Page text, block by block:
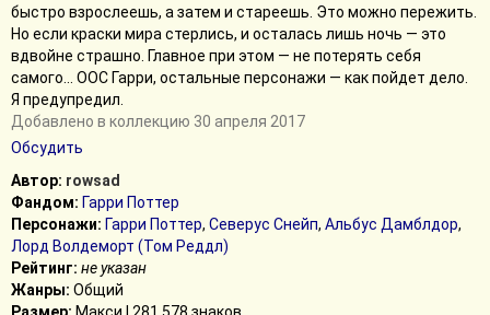
быстро взрослеешь, а затем и стареешь. Это можно пережить.
Но если краски мира стерлись, и осталась лишь ночь — это
вдвойне страшно. Главное при этом — не потерять себя
самого... ООС Гарри, остальные персонажи — как пойдет дело.
Я предупредил.
Добавлено в коллекцию 30 апреля 2017
Обсудить
Автор: rowsad
Фандом: Гарри Поттер
Персонажи: Гарри Поттер, Северус Снейп, Альбус Дамблдор,
Лорд Волдеморт (Том Реддл)
Рейтинг: не указан
Жанры: Общий